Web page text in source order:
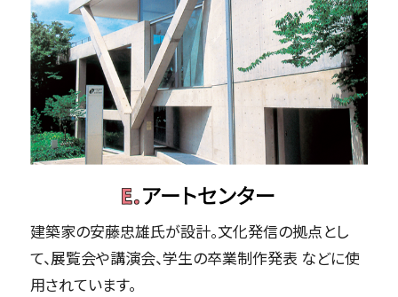
建築家の安藤忠雄氏が設計。文化発信の拠点とし
て、展覧会や講演会、学生の卒業制作発表 などに使
用されています。